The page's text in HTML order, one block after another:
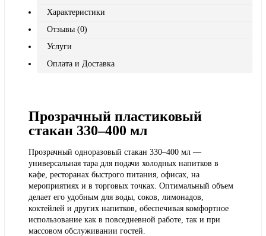
Характеристики
Отзывы (0)
Услуги
Оплата и Доставка
Прозрачный пластиковый
стакан 330–400 мл
Прозрачный одноразовый стакан 330–400 мл —
универсальная тара для подачи холодных напитков в
кафе, ресторанах быстрого питания, офисах, на
мероприятиях и в торговых точках. Оптимальный объем
делает его удобным для воды, соков, лимонадов,
коктейлей и других напитков, обеспечивая комфортное
использование как в повседневной работе, так и при
массовом обслуживании гостей.